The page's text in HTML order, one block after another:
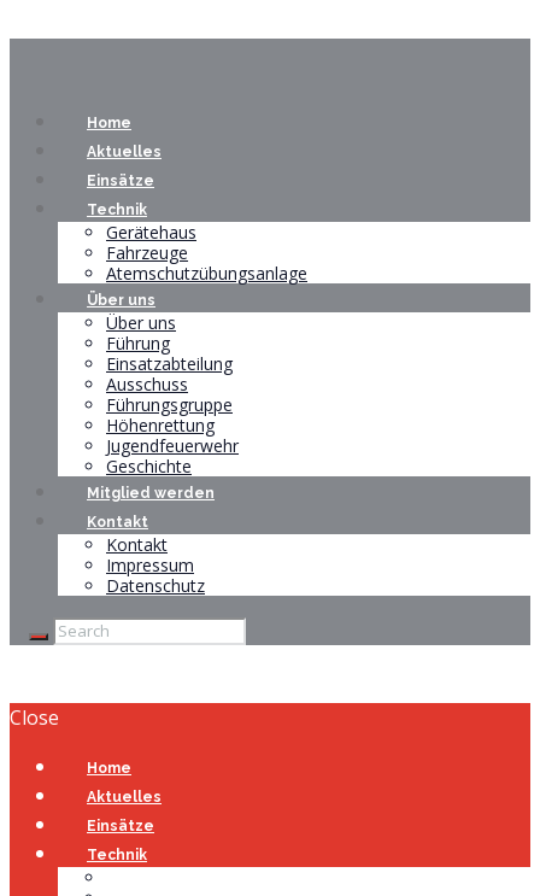
Home
Aktuelles
Einsätze
Technik
Gerätehaus
Fahrzeuge
Atemschutzübungsanlage
Über uns
Über uns
Führung
Einsatzabteilung
Ausschuss
Führungsgruppe
Höhenrettung
Jugendfeuerwehr
Geschichte
Mitglied werden
Kontakt
Kontakt
Impressum
Datenschutz
Close
Home
Aktuelles
Einsätze
Technik